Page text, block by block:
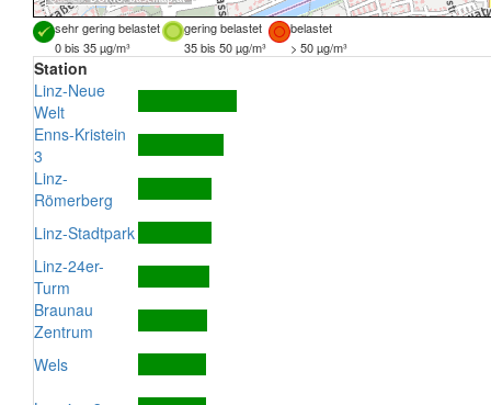
sehr gering belastet gering belastet
belastet
0 bis 35 µg/m³
35 bis 50 µg/m³ > 50 µg/m³
Station
Linz-Neue
Welt
Enns-Kristein
3
Linz-
Römerberg
Linz-Stadtpark
Linz-24er-
Turm
Braunau
Zentrum
Wels